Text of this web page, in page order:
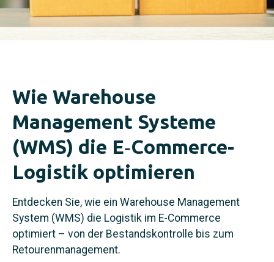
Wie Warehouse
Management Systeme
(WMS) die E‑Commerce-
Logistik optimieren
Entdecken Sie, wie ein Warehouse Management
System (WMS) die Logistik im E-Commerce
optimiert – von der Bestandskontrolle bis zum
Retourenmanagement.